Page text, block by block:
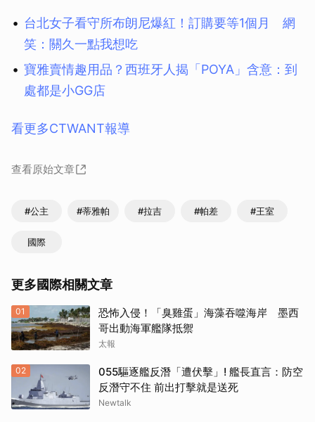
台北女子看守所布朗尼爆紅！訂購要等1個月 網
笑：關久一點我想吃
寶雅賣情趣用品？西班牙人揭「POYA」含意：到
處都是小GG店
看更多CTWANT報導
查看原始文章
#公主 #蒂雅帕 #拉吉 #帕差 #王室
國際
更多國際相關文章
01
恐怖入侵！「臭雞蛋」海藻吞噬海岸 墨西
哥出動海軍艦隊抵禦
太報
02
055驅逐艦反潛「遭伏擊」! 艦長直言：防空
反潛守不住 前出打擊就是送死
Newtalk